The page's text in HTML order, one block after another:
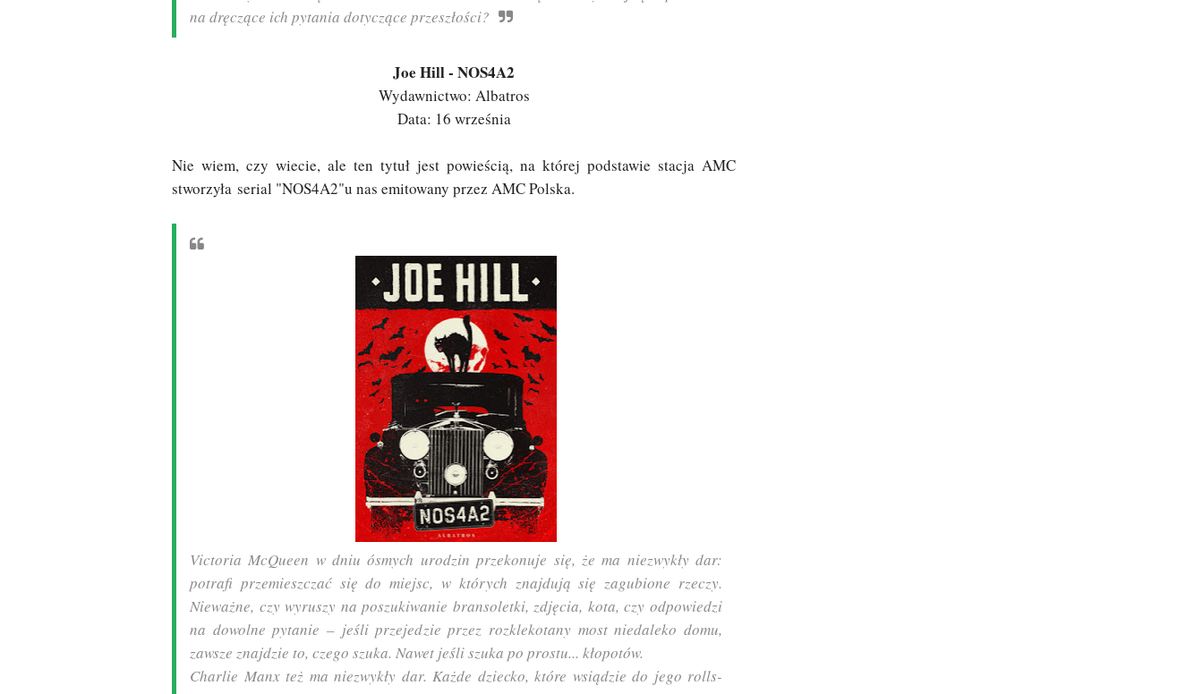
na dręczące ich pytania dotyczące przeszłości?
Joe Hill - NOS4A2
Wydawnictwo: Albatros
Data: 16 września
Nie wiem, czy wiecie, ale ten tytuł jest powieścią, na której podstawie stacja AMC
stworzyła serial "NOS4A2"u nas emitowany przez AMC Polska.
Victoria McQueen w dniu ósmych urodzin przekonuje się, że ma niezwykły dar:
potrafi przemieszczać się do miejsc, w których znajdują się zagubione rzeczy.
Nieważne, czy wyruszy na poszukiwanie bransoletki, zdjęcia, kota, czy odpowiedzi
na dowolne pytanie – jeśli przejedzie przez rozklekotany most niedaleko domu,
zawsze znajdzie to, czego szuka. Nawet jeśli szuka po prostu... kłopotów.
Charlie Manx też ma niezwykły dar. Każde dziecko, które wsiądzie do jego rolls-